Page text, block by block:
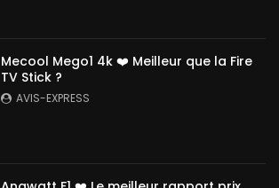
Mecool Mego1 4k ❤️ Meilleur que la Fire
TV Stick ?
AVIS-EXPRESS